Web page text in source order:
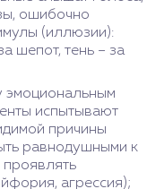
ошибочно
(иллюзии):
шепот, тень – за
эмоциональным
испытывают
причины
равнодушными к
агрессия);